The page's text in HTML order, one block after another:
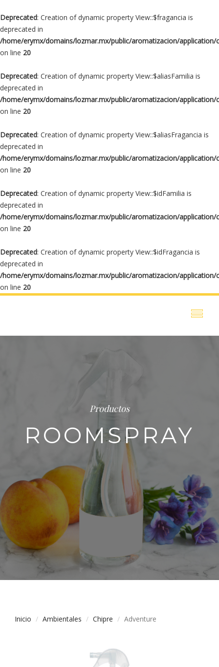
Deprecated: Creation of dynamic property View::$fragancia is
deprecated in
/home/erymx/domains/lozmar.mx/public/aromatizacion/application/
on line 20
Deprecated: Creation of dynamic property View::$aliasFamilia is
deprecated in
/home/erymx/domains/lozmar.mx/public/aromatizacion/application/
on line 20
Deprecated: Creation of dynamic property View::$aliasFragancia is
deprecated in
/home/erymx/domains/lozmar.mx/public/aromatizacion/application/
on line 20
Deprecated: Creation of dynamic property View::$idFamilia is
deprecated in
/home/erymx/domains/lozmar.mx/public/aromatizacion/application/
on line 20
Deprecated: Creation of dynamic property View::$idFragancia is
deprecated in
/home/erymx/domains/lozmar.mx/public/aromatizacion/application/
on line 20
Productos
ROOMSPRAY
Inicio Ambientales Chipre Adventure